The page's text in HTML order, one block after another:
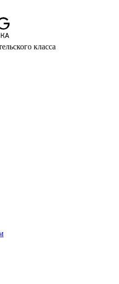
класса